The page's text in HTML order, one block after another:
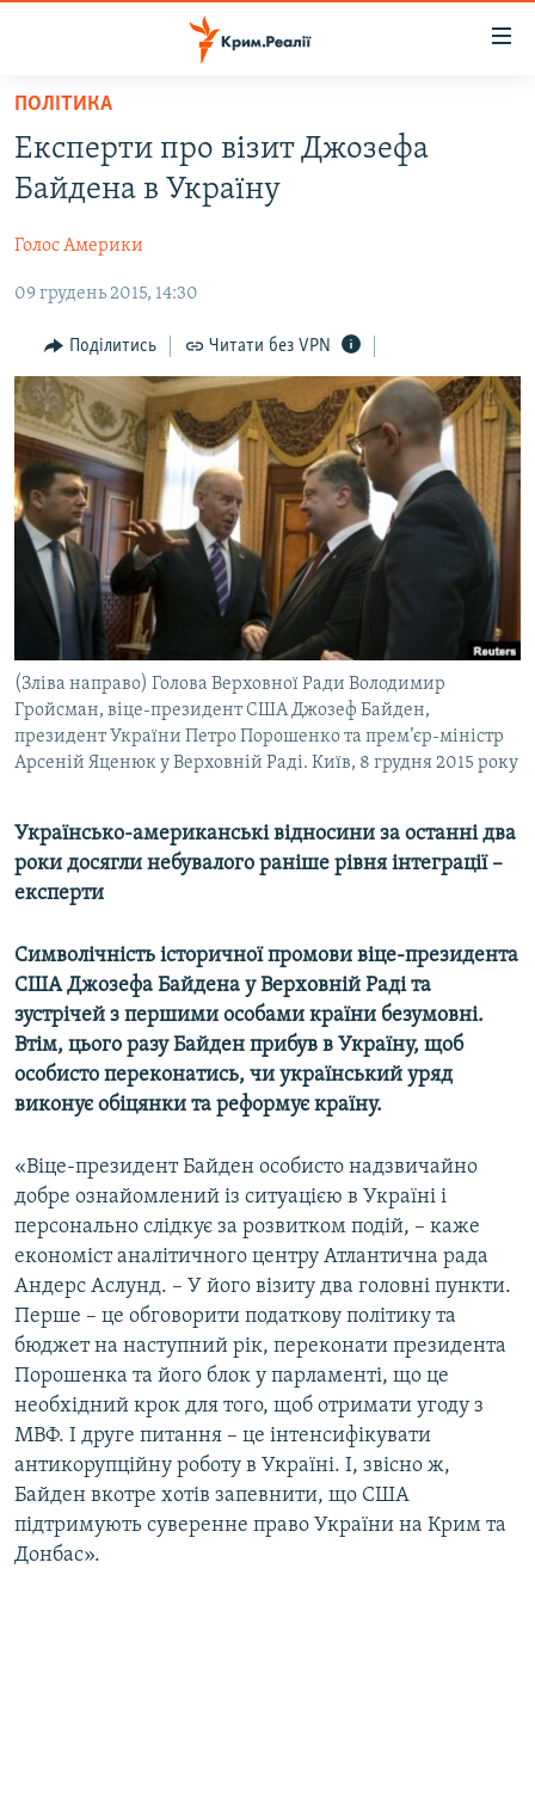
Перейти
основного
матеріалу
до
навігації
Перейти
пошуку
ВОДА.КРИМ
ПОЛІТИКА
БЛОГИ
ПОГЛЯД
ІНТЕРВ'Ю
ВСЕ ЗА ДЕНЬ
СПЕЦПРОЕКТИ
ДЕПОРТАЦІЯ
ВІДЕОУРОКИ «ELIFBE»
СВІДЧЕННЯ ОКУПАЦІЇ
УКРАЇНСЬКА ПРОБЛЕМА КРИМУ
ІНФОГРАФІКА
ЯК ОБІЙТИ БЛОКУВАННЯ
Русский
Qırımtatar
ДОЛУЧАЙСЯ!
ПОЛІТИКА
Експерти про візит Джозефа
Байдена в Україну
Голос Америки
09 грудень 2015, 14:30
Поділитись Читати без VPN
(Зліва направо) Голова Верховної Ради Володимир
Гройсман, віце-президент США Джозеф Байден,
президент України Петро Порошенко та прем’єр-міністр
Арсеній Яценюк у Верховній Раді. Київ, 8 грудня 2015 року
Українсько-американські відносини за останні два
роки досягли небувалого раніше рівня інтеграції –
експерти
Символічність історичної промови віце-президента
США Джозефа Байдена у Верховній Раді та
зустрічей з першими особами країни безумовні.
Втім, цього разу Байден прибув в Україну, щоб
особисто переконатись, чи український уряд
виконує обіцянки та реформує країну.
«Віце-президент Байден особисто надзвичайно
добре ознайомлений із ситуацією в Україні і
персонально слідкує за розвитком подій, – каже
економіст аналітичного центру Атлантична рада
Андерс Аслунд. – У його візиту два головні пункти.
Перше – це обговорити податкову політику та
бюджет на наступний рік, переконати президента
Порошенка та його блок у парламенті, що це
необхідний крок для того, щоб отримати угоду з
МВФ. І друге питання – це інтенсифікувати
антикорупційну роботу в Україні. І, звісно ж,
Байден вкотре хотів запевнити, що США
підтримують суверенне право України на Крим та
Донбас».